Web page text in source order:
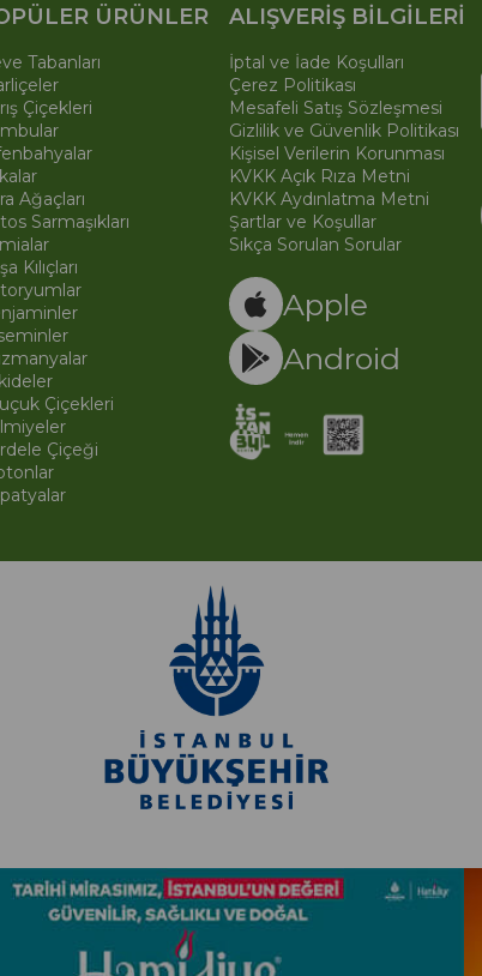
ÜRÜNLER
Tabanları
Çiçekleri
Ağaçları
Sarmaşıkları
Kılıçları
Çiçekleri
Çiçeği
ALIŞVERİŞ BİLGİLERİ
İptal ve İade Koşulları
Çerez Politikası
Mesafeli Satış Sözleşmesi
Gizlilik ve Güvenlik Politikası
Kişisel Verilerin Korunması
KVKK Açık Rıza Metni
KVKK Aydınlatma Metni
Şartlar ve Koşullar
Sıkça Sorulan Sorular
Apple
Android